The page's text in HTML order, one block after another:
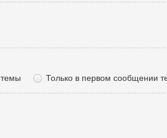
Только в первом сообщении